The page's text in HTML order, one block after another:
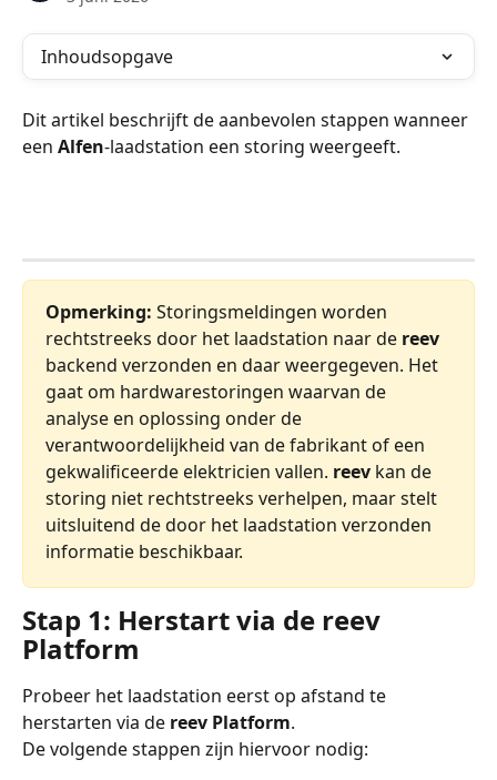
Inhoudsopgave
Dit artikel beschrijft de aanbevolen stappen wanneer
een Alfen-laadstation een storing weergeeft.
Opmerking: Storingsmeldingen worden
rechtstreeks door het laadstation naar de reev
backend verzonden en daar weergegeven. Het
gaat om hardwarestoringen waarvan de
analyse en oplossing onder de
verantwoordelijkheid van de fabrikant of een
gekwalificeerde elektricien vallen. reev kan de
storing niet rechtstreeks verhelpen, maar stelt
uitsluitend de door het laadstation verzonden
informatie beschikbaar.
Stap 1: Herstart via de reev
Platform
Probeer het laadstation eerst op afstand te
herstarten via de reev Platform.
De volgende stappen zijn hiervoor nodig: